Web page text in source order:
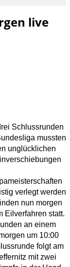
live
Schlussrunden
mussten
unglücklichen
verlegt werden
nun morgen
Eilverfahren statt.
an einem
um 10:00
folgt am
mit zwei